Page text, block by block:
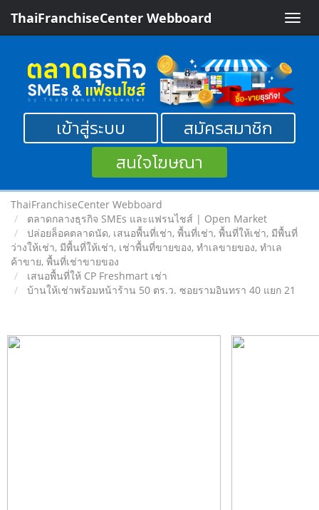
Toggle
ThaiFranchiseCenter Webboard
เข้าสู่ระบบ
สมัครสมาชิก
สนใจโฆษณา
ThaiFranchiseCenter Webboard
ตลาดกลางธุรกิจ SMEs และแฟรนไชส์ | Open Market
ปล่อยล็อคตลาดนัด, เสนอพื้นที่เช่า, พื้นที่เช่า, พื้นที่ให้เช่า, มีพื้นที่
ว่างให้เช่า, มีพื้นที่ให้เช่า, เช่าพื้นที่ขายของ, ทําเลขายของ, ทำเล
ค้าขาย, พื้นที่เช่าขายของ
เสนอพื้นที่ให้ CP Freshmart เช่า
บ้านให้เช่าพร้อมหน้าร้าน 50 ตร.ว. ซอยรามอินทรา 40 แยก 21